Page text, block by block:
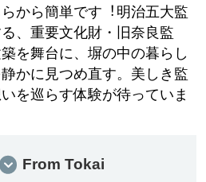
から簡単です︕明治五大監
、重要文化財・旧奈良監
を舞台に、塀の中の暮らし
かに見つめ直す。美しき監
を巡らす体験が待っていま
From Tokai